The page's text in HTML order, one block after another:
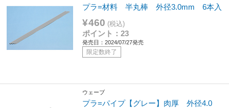
プラ=材料 半丸棒 外径3.0mm 6本入
¥460 (税込)
ポイント：23
発売日：2024/07/27発売
限定数終了
ウェーブ
プラ=パイプ【グレー】肉厚 外径4.0